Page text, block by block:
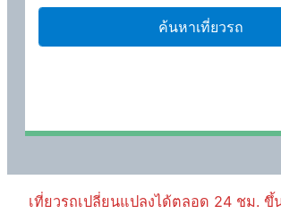
เที่ยวรถเปลี่ยนแปลงได้ตลอด 24 ชม. ขึ้